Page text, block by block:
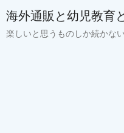
海外通販と幼児教育
楽しいと思うものしか続かない